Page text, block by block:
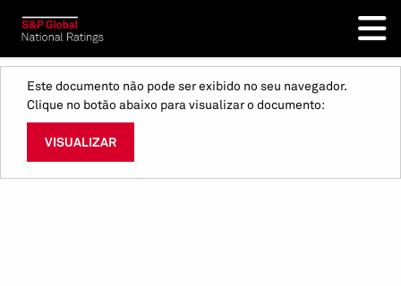
Este documento não pode ser exibido no seu navegador.
Clique no botão abaixo para visualizar o documento:
VISUALIZAR